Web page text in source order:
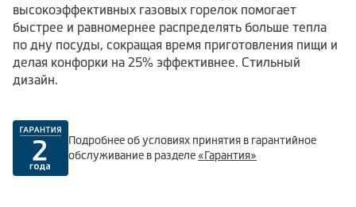
высокоэффективных газовых горелок помогает
быстрее и равномернее распределять больше тепла
по дну посуды, сокращая время приготовления пищи и
делая конфорки на 25% эффективнее. Стильный
дизайн.
Подробнее об условиях принятия в гарантийное
обслуживание в разделе«Гарантия»